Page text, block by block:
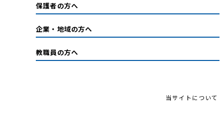
保護者の方へ
企業・地域の方へ
教職員の方へ
当サイトについて